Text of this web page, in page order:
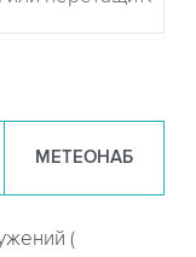
МЕТЕОНАБ
(